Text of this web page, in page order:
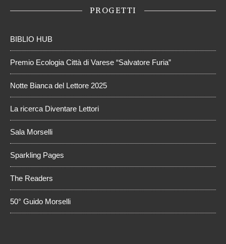
PROGETTI
BIBLIO HUB
Premio Ecologia Città di Varese “Salvatore Furia”
Notte Bianca del Lettore 2025
La ricerca Diventare Lettori
Sala Morselli
Sparkling Pages
The Readers
50° Guido Morselli